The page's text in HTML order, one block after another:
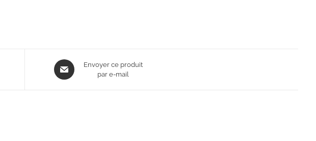
Envoyer ce produit
par e-mail